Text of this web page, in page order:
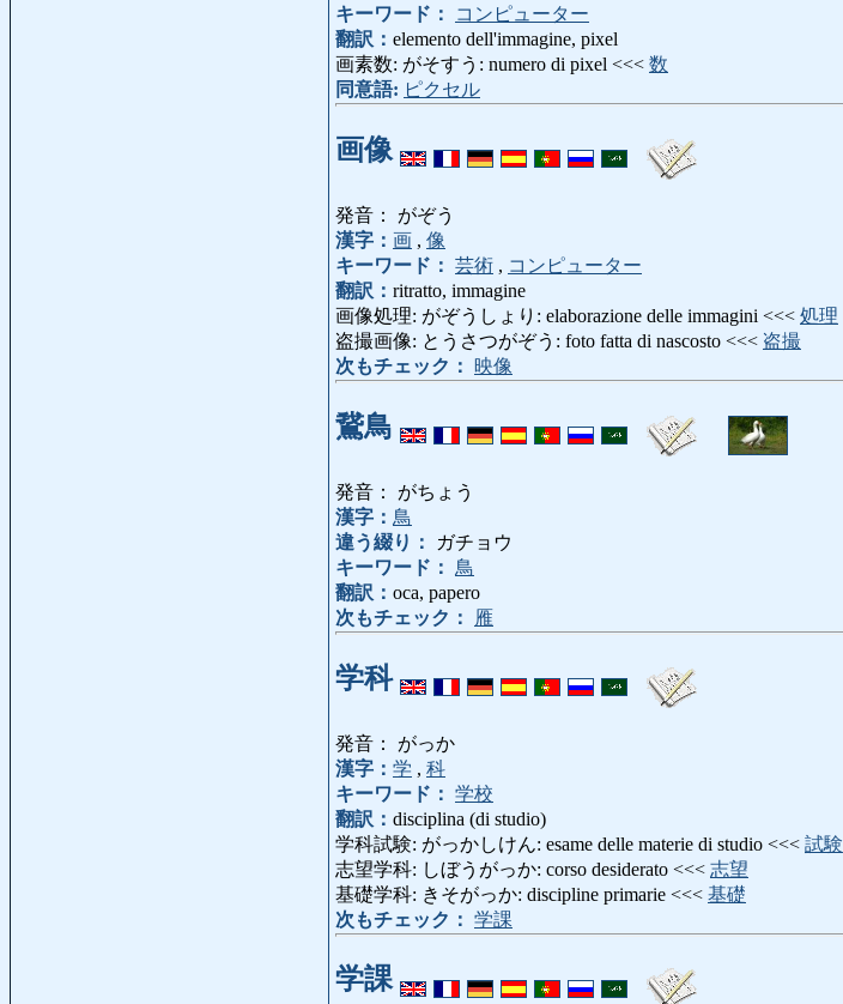
キーワード：
コンピューター
翻訳： elemento dell'immagine, pixel
画素数: がそすう: numero di pixel <<< 数
同意語: ピクセル
画像
発音： がぞう
漢字： 画 , 像
キーワード： 芸術 , コンピューター
翻訳： ritratto, immagine
画像処理: がぞうしょり: elaborazione delle immagini <<< 処理
盗撮画像: とうさつがぞう: foto fatta di nascosto <<< 盗撮
次もチェック：
映像
鵞鳥
発音： がちょう
漢字： 鳥
違う綴り：
ガチョウ
キーワード：
鳥
翻訳： oca, papero
次もチェック：
雁
学科
発音： がっか
漢字： 学 , 科
キーワード： 学校
翻訳： disciplina (di studio)
学科試験: がっかしけん: esame delle materie di studio <<< 試験
志望学科: しぼうがっか: corso desiderato <<< 志望
基礎学科: きそがっか: discipline primarie <<< 基礎
次もチェック： 学課
学課